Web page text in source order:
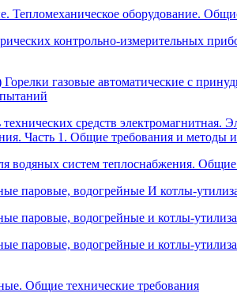
Тепломеханическое оборудование.
контрольно-измерительных
газовые автоматические с
средств электромагнитная.
Часть 1. Общие требования и методы
водяных систем теплоснабжения. Общие
паровые, водогрейные И котлы-
паровые, водогрейные и котлы-
паровые, водогрейные и котлы-
Общие технические требования